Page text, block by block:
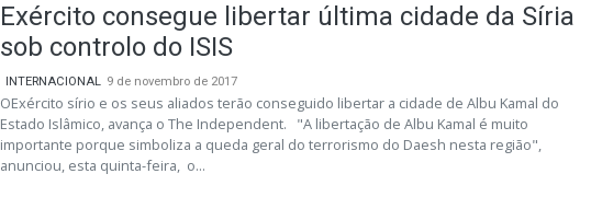
Exército consegue libertar última cidade da Síria
sob controlo do ISIS
INTERNACIONAL 9 de novembro de 2017
OExército sírio e os seus aliados terão conseguido libertar a cidade de Albu Kamal do
Estado Islâmico, avança o The Independent. "A libertação de Albu Kamal é muito
importante porque simboliza a queda geral do terrorismo do Daesh nesta região",
anunciou, esta quinta-feira, o...